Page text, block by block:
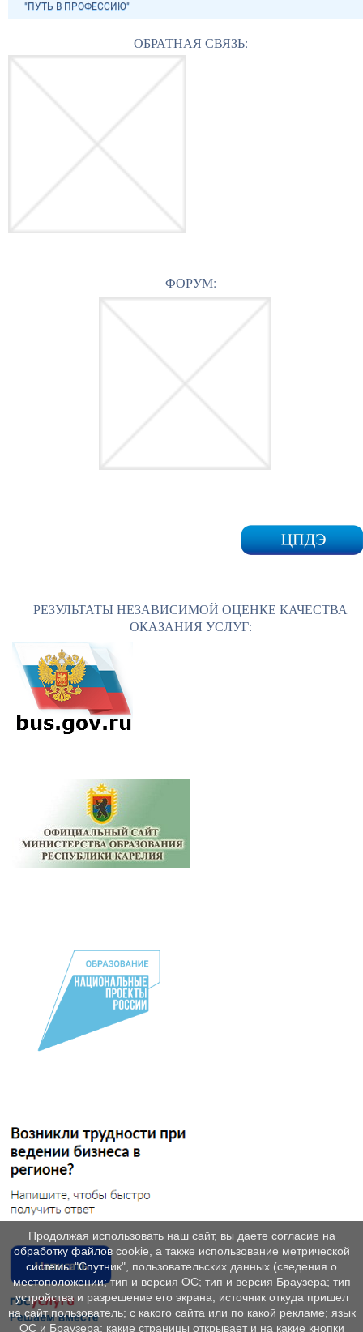
"ПУТЬ В ПРОФЕССИЮ"
ОБРАТНАЯ СВЯЗЬ:
ФОРУМ:
РЕЗУЛЬТАТЫ НЕЗАВИСИМОЙ ОЦЕНКЕ КАЧЕСТВА
ОКАЗАНИЯ УСЛУГ:
Продолжая использовать наш сайт, вы даете согласие на
обработку файлов cookie, а также использование метрической
системы "Спутник", пользовательских данных (сведения о
местоположении; тип и версия ОС; тип и версия Браузера; тип
устройства и разрешение его экрана; источник откуда пришел
на сайт пользователь; с какого сайта или по какой рекламе; язык
ОС и Браузера; какие страницы открывает и на какие кнопки